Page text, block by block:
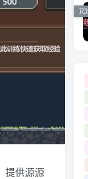
提供源源